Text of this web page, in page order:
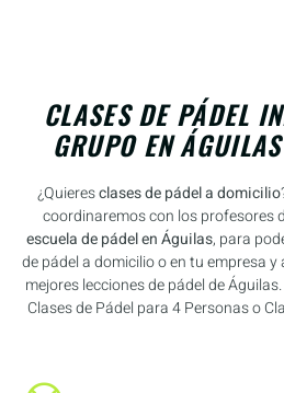
CLASES DE PÁDEL
GRUPO EN
¿Quieresclases de pádel a domicilio
coordinaremos con los profesores
escuela de pádel en Águilas, para
de pádel a domicilio o en tu empresa
mejores lecciones de pádel de
Clases de Pádel para 4 Personas o